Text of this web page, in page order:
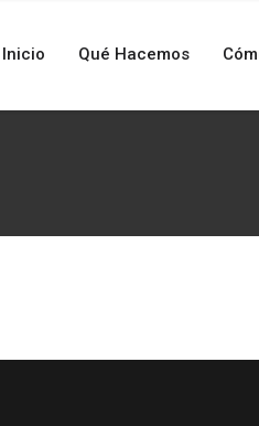
Inicio Qué Hacemos